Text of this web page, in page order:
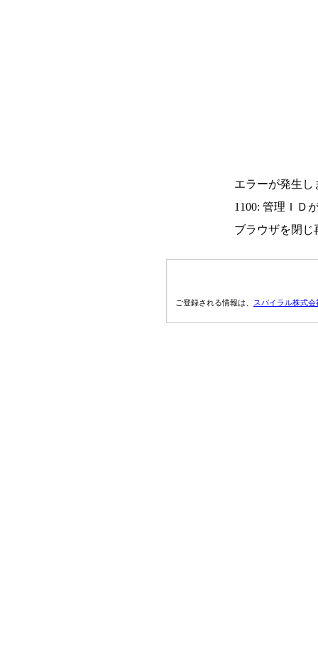
エラーが発生し
1100: 管理ＩＤ
ブラウザを閉じ
ご登録される情報は、 スパイラル株式会